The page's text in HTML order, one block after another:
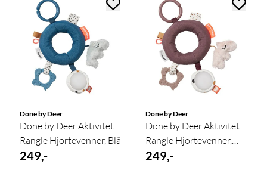
Done by Deer
Done by Deer Aktivitet
Rangle Hjortevenner, Blå
249,-
Done by Deer
Done by Deer Aktivitet
Rangle Hjortevenner,
Powder
249,-